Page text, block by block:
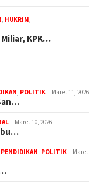
, HUKRIM,
KPK…
, POLITIK Maret 11, 2026
Maret 10, 2026
PENDIDIKAN, POLITIK
Maret